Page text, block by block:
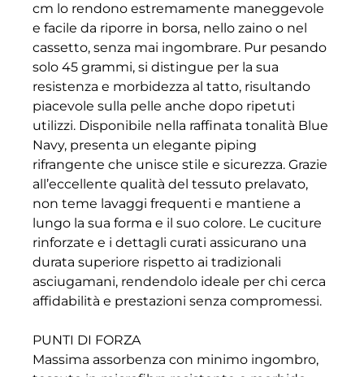
cm lo rendono estremamente maneggevole
e facile da riporre in borsa, nello zaino o nel
cassetto, senza mai ingombrare. Pur pesando
solo 45 grammi, si distingue per la sua
resistenza e morbidezza al tatto, risultando
piacevole sulla pelle anche dopo ripetuti
utilizzi. Disponibile nella raffinata tonalità Blue
Navy, presenta un elegante piping
rifrangente che unisce stile e sicurezza. Grazie
all’eccellente qualità del tessuto prelavato,
non teme lavaggi frequenti e mantiene a
lungo la sua forma e il suo colore. Le cuciture
rinforzate e i dettagli curati assicurano una
durata superiore rispetto ai tradizionali
asciugamani, rendendolo ideale per chi cerca
affidabilità e prestazioni senza compromessi.
PUNTI DI FORZA
Massima assorbenza con minimo ingombro,